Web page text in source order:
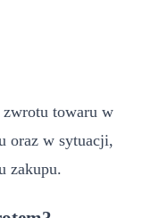
towaru w
oraz w sytuacji,
zakupu.